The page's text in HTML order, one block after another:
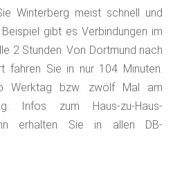
Winterberg meist schnell und
gibt es Verbindungen im
2 Stunden. Von Dortmund nach
fahren Sie in nur 104 Minuten.
Werktag bzw. zwölf Mal am
Infos zum Haus-zu-Haus-
erhalten Sie in allen DB-